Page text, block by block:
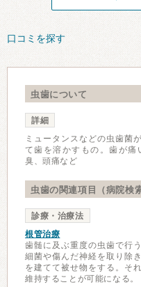
口コミを探す
虫歯について
詳細
ミュータンスなどの虫歯菌
て歯を溶かすもの。歯が痛
臭、頭痛など
虫歯の関連項目（病院検索
診療・治療法
根管治療
歯髄に及ぶ重度の虫歯で行
細菌や傷んだ神経を取り除
を建てて被せ物をする。そ
維持することが可能になる。